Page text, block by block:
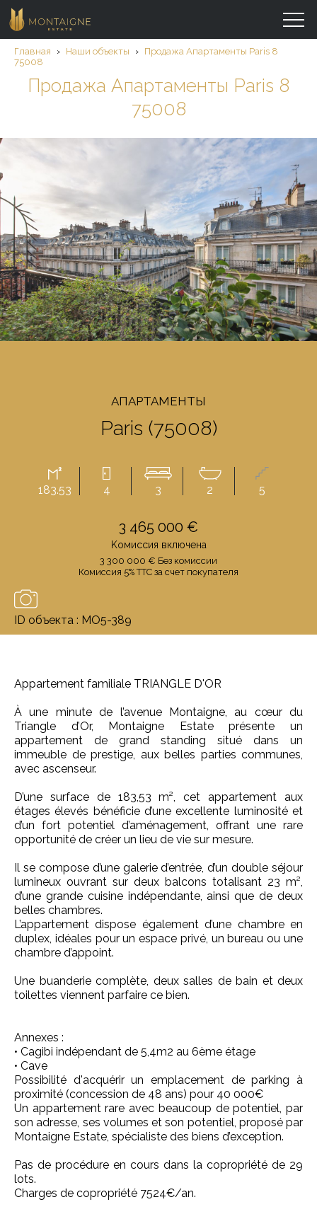
AПАРТАМЕНТЫ
Paris (75008)
183.53 4 3 2 5
3 465 000 €
Kомиссия включенa
3 300 000 € Бeз комиссии
Комиссия 5% TTC за счет покупателя
ID объекта : MO5-389
Главная › Наши объекты › Продажа Aпартаменты Paris 8
75008
Продажа Aпартаменты Paris 8
75008
Appartement familiale TRIANGLE D'OR
À une minute de l’avenue Montaigne, au cœur du
Triangle d’Or, Montaigne Estate présente un
appartement de grand standing situé dans un
immeuble de prestige, aux belles parties communes,
avec ascenseur.
D’une surface de 183,53 m², cet appartement aux
étages élevés bénéficie d’une excellente luminosité et
d’un fort potentiel d’aménagement, offrant une rare
opportunité de créer un lieu de vie sur mesure.
Il se compose d’une galerie d’entrée, d’un double séjour
lumineux ouvrant sur deux balcons totalisant 23 m²,
d’une grande cuisine indépendante, ainsi que de deux
belles chambres.
L’appartement dispose également d’une chambre en
duplex, idéales pour un espace privé, un bureau ou une
chambre d’appoint.
Une buanderie complète, deux salles de bain et deux
toilettes viennent parfaire ce bien.
Annexes :
• Cagibi indépendant de 5,4m2 au 6ème étage
• Cave
Possibilité d'acquérir un emplacement de parking à
proximité (concession de 48 ans) pour 40 000€
Un appartement rare avec beaucoup de potentiel, par
son adresse, ses volumes et son potentiel, proposé par
Montaigne Estate, spécialiste des biens d’exception.
Pas de procédure en cours dans la copropriété de 29
lots.
Charges de copropriété 7524€/an.